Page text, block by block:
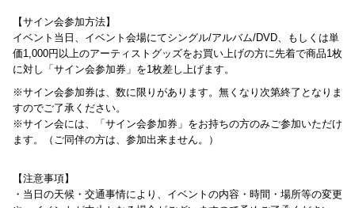
【サイン会参加方法】
イベント当日、イベント会場にてシングル/アルバム/DVD、もしくは単
価1,000円以上のアーティストグッズをお買い上げの方に先着で商品1枚
に対し「サイン会参加券」を1枚差し上げます。
※サイン会参加券は、数に限りがあります。 無くなり次第終了となりま
すのでご了承ください。
※サイン会には、「サイン会参加券」 をお持ちの方のみご参加いただけ
ます。（ご同伴の方は、参加出来ません。）
【注意事項】
・当日の天候・交通事情により、イベントの内容・時間・場所等の変更